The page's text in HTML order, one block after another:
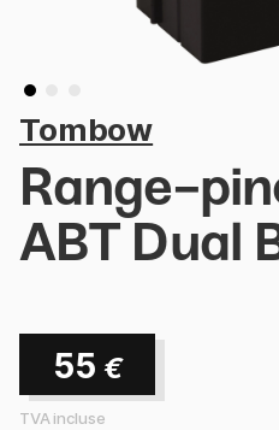
Tombow
Range-
ABT Dual
55 €
TVA incluse